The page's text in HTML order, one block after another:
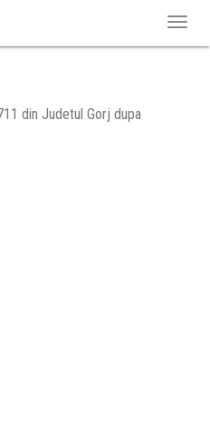
din Judetul Gorj dupa